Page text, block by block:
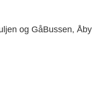
og GåBussen, Åby